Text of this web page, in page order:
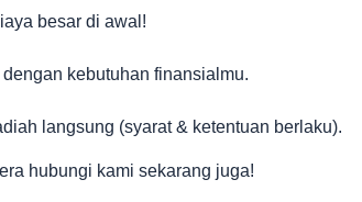
besar di awal!
kebutuhan finansialmu.
langsung (syarat & ketentuan berlaku).
hubungi kami sekarang juga!